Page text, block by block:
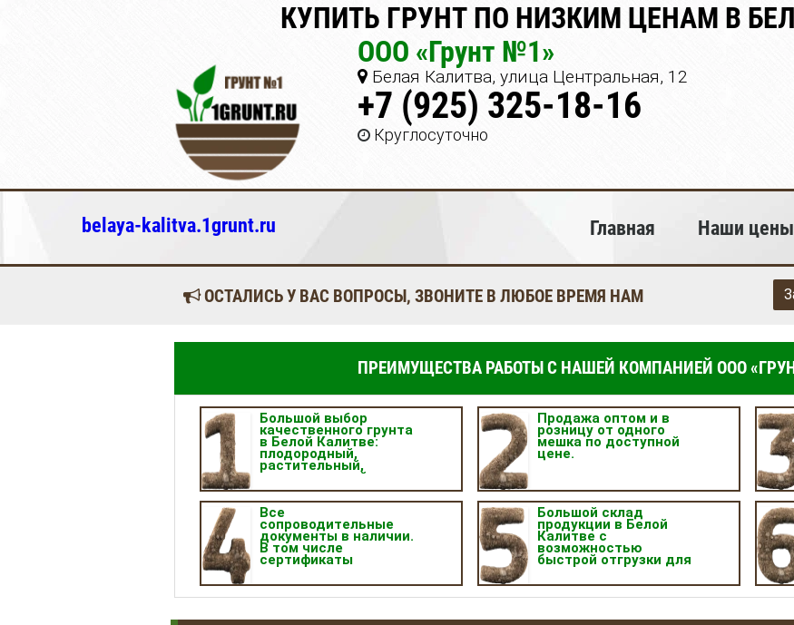
КУПИТЬ ГРУНТ ПО НИЗКИМ ЦЕНАМ В
ООО «Грунт №1»
Белая Калитва, улица Центральная, 12
+7 (925) 325-18-16
Круглосуточно
belaya-kalitva.1grunt.ru Главная Наши цены
ОСТАЛИСЬ У ВАС ВОПРОСЫ, ЗВОНИТЕ В ЛЮБОЕ ВРЕМЯ НАМ
ПРЕИМУЩЕСТВА РАБОТЫ С НАШЕЙ КОМПАНИЕЙ ООО
Большой выбор
качественного грунта
в Белой Калитве:
плодородный,
растительный,
универсальный,
садовый,
планировочный и т. д.
Продажа оптом и в
розницу от одного
мешка по доступной
цене.
Все
сопроводительные
документы в наличии.
В том числе
сертификаты
качества продукции.
Большой склад
продукции в Белой
Калитве с
возможностью
быстрой отгрузки для
самовывоза.